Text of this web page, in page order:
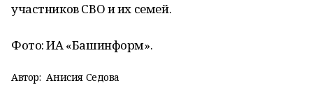
участников СВО и их семей.
Фото: ИА «Башинформ».
Автор: Анисия Седова